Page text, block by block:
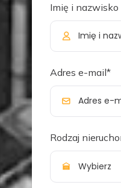
Imię i nazwisko
Adres e-mail*
Rodzaj
Wybierz